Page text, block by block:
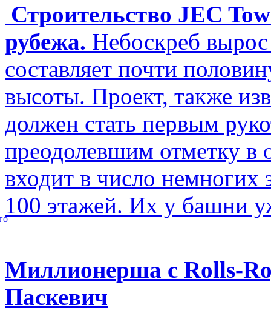
Строительство JEC
рубежа. Небоскреб
составляет почти
высоты. Проект, также
должен стать первым
преодолевшим отметку в
входит в число
100 этажей. Их у башни
Миллионерша с Rolls-
Паскевич